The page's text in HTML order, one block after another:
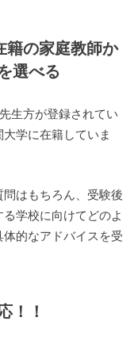
籍の家庭教師か
選べる
生方が登録されてい
学に在籍していま
はもちろん、受験後
学校に向けてどのよ
的なアドバイスを受
！！